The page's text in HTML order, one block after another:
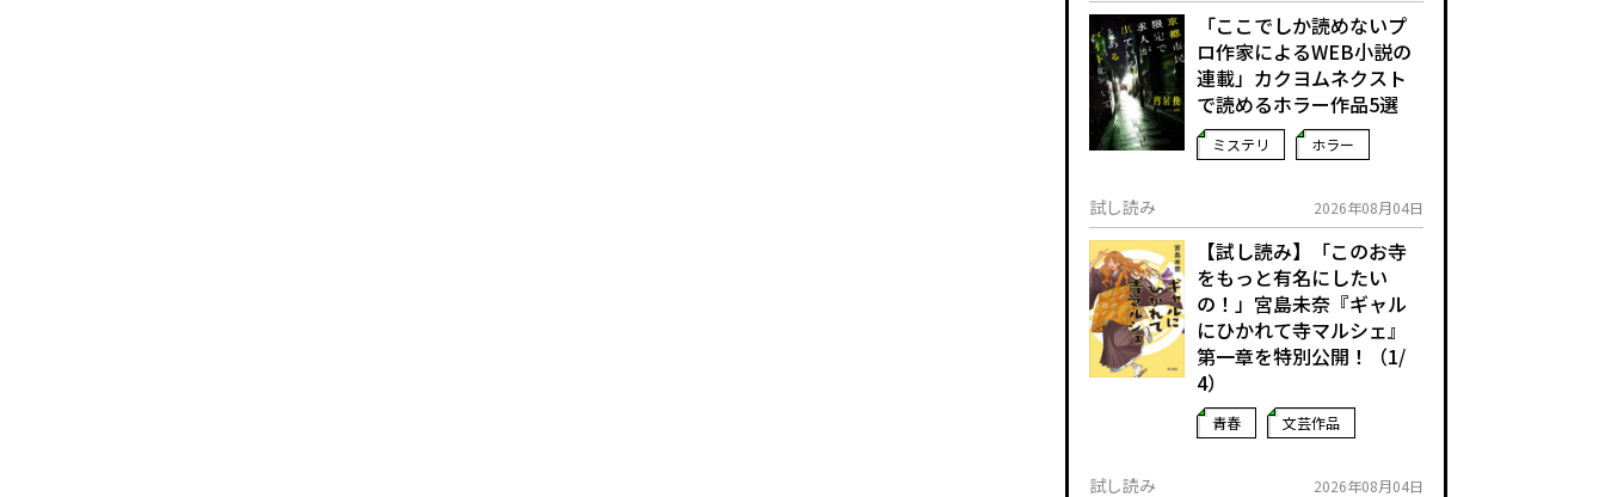
「ここでしか読めないプ
ロ作家によるWEB小説の
連載」――カクヨムネクスト
で読めるホラー作品5選
ミステリ ホラー
試し読み 2026年08月04日
【試し読み】「このお寺
をもっと有名にしたい
の！」宮島未奈『ギャル
にひかれて寺マルシェ』
第一章を特別公開！（1/
4）
青春 文芸作品
試し読み 2026年08月04日